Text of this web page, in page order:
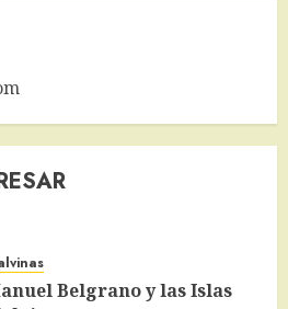
Belgrano y las Islas